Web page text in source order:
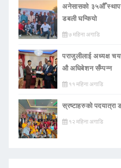
अनेसासको ३५औँ
डबली घन्कियाे
७ महिना अगाडि
पराजुलीलाई अध्यक्ष
औ अधिबेशन सँम्पन्न
११ महिना अगाडि
स्रष्टाहरुको पदयात्रा
१२ महिना अगाडि